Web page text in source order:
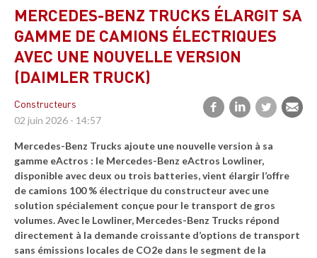
MERCEDES-BENZ TRUCKS ÉLARGIT SA
GAMME DE CAMIONS ÉLECTRIQUES
AVEC UNE NOUVELLE VERSION
(DAIMLER TRUCK)
Constructeurs
02 juin 2026 - 14:57
Mercedes-Benz Trucks ajoute une nouvelle version à sa
gamme eActros : le Mercedes-Benz eActros Lowliner,
disponible avec deux ou trois batteries, vient élargir l’offre
de camions 100 % électrique du constructeur avec une
solution spécialement conçue pour le transport de gros
volumes. Avec le Lowliner, Mercedes-Benz Trucks répond
directement à la demande croissante d’options de transport
sans émissions locales de CO2e dans le segment de la